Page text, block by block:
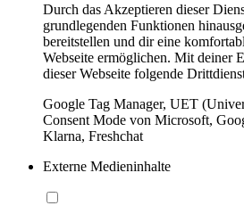
Durch das Akzeptieren dieser
grundlegenden Funktionen
bereitstellen und dir eine
Webseite ermöglichen. Mit deiner
dieser Webseite folgende
Google Tag Manager, UET
Consent Mode von Microsoft,
Klarna, Freshchat
Externe Medieninhalte